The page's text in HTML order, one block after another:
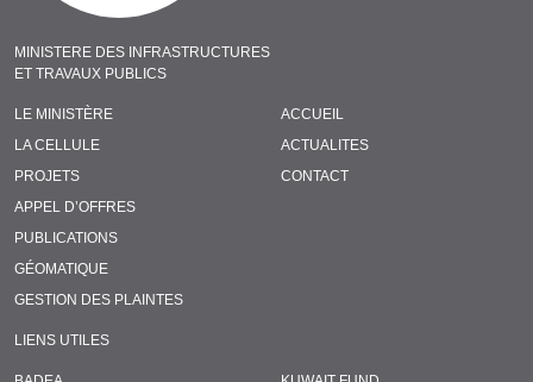
MINISTERE DES INFRASTRUCTURES
ET TRAVAUX PUBLICS
LE MINISTÈRE
LA CELLULE
PROJETS
APPEL D’OFFRES
PUBLICATIONS
GÉOMATIQUE
GESTION DES PLAINTES
ACCUEIL
ACTUALITES
CONTACT
LIENS UTILES